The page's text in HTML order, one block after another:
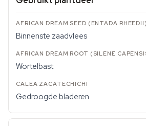
Binnenste zaadvlees
Wortelbast
Gedroogde bladeren